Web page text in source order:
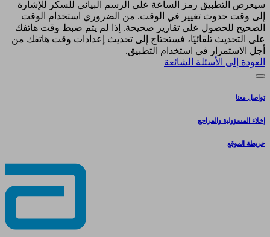
سيعرض التطبيق رمز الساعة على الرسم البياني للسكر للإشارة
إلى وقت حدوث تغيير في الوقت. من الضروري استخدام الوقت
الصحيح للحصول على تقارير صحيحة. إذا لم يتم ضبط وقت هاتفك
على التحديث تلقائيًا، فستحتاج إلى تحديث إعدادات وقت هاتفك من
أجل الاستمرار في استخدام التطبيق.
العودة إلى الأسئلة الشائعة
تواصل معنا
إخلاء المسؤولية والمراجع
خريطة الموقع